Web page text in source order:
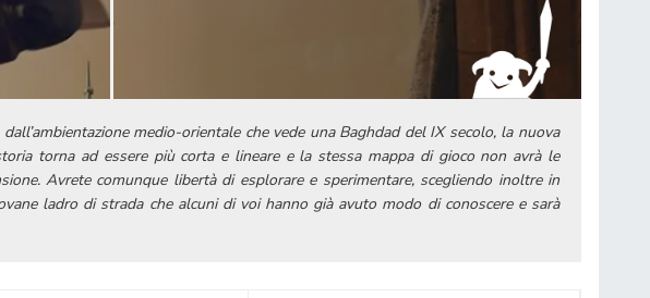
medio-orientale che vede una Baghdad del IX secolo, la nuova
torna ad essere più corta e lineare e la stessa mappa di gioco non avrà le
Avrete comunque libertà di esplorare e sperimentare, scegliendo inoltre in
ladro di strada che alcuni di voi hanno già avuto modo di conoscere e sarà